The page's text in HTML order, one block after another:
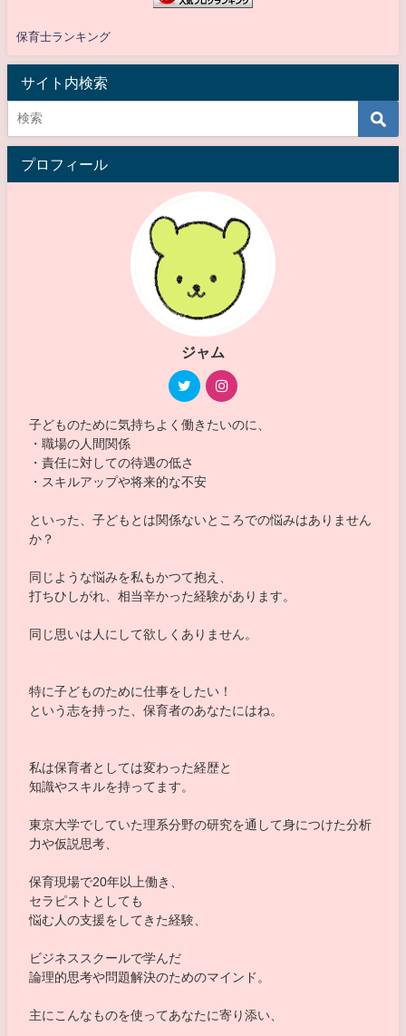
保育士ランキング
サイト内検索
プロフィール
ジャム
子どものために気持ちよく働きたいのに、
・職場の人間関係
・責任に対しての待遇の低さ
・スキルアップや将来的な不安
といった、子どもとは関係ないところでの悩みはありません
か？
同じような悩みを私もかつて抱え、
打ちひしがれ、相当辛かった経験があります。
同じ思いは人にして欲しくありません。
特に子どものために仕事をしたい！
という志を持った、保育者のあなたにはね。
私は保育者としては変わった経歴と
知識やスキルを持ってます。
東京大学でしていた理系分野の研究を通して身につけた分析
力や仮説思考、
保育現場で20年以上働き、
セラピストとしても
悩む人の支援をしてきた経験、
ビジネススクールで学んだ
論理的思考や問題解決のためのマインド。
主にこんなものを使ってあなたに寄り添い、